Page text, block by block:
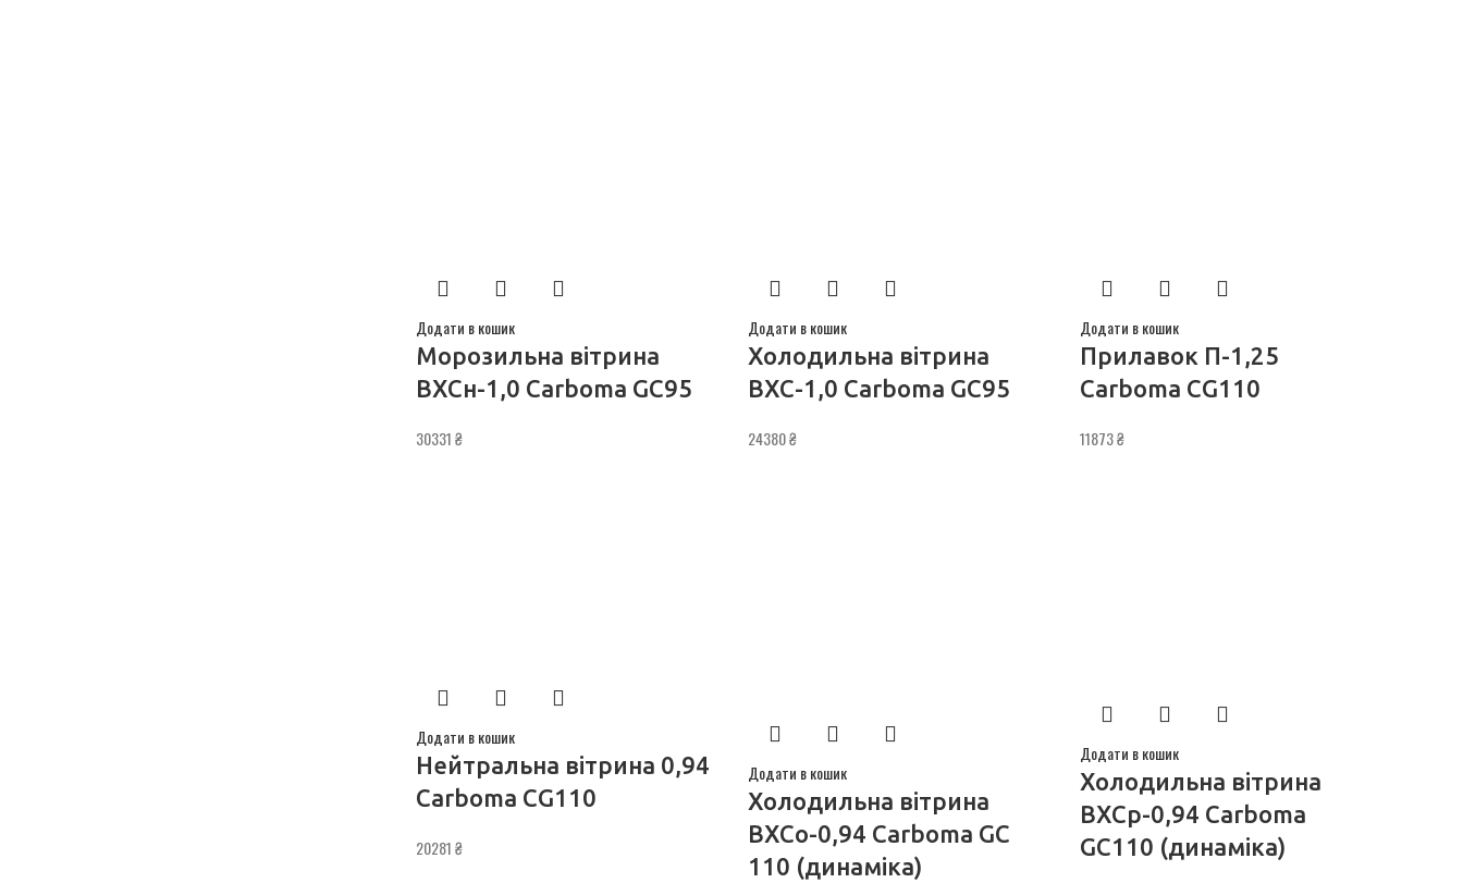
Додати в кошик
Морозильна вітрина
ВХСн-1,0 Сarboma GC95
30331₴
Додати в кошик
Холодильна вітрина
ВХС-1,0 Сarboma GC95
24380₴
Додати в кошик
Прилавок П-1,25
Carboma CG110
11873₴
Додати в кошик
Нейтральна вітрина 0,94
Carboma CG110
20281₴
Додати в кошик
Холодильна вітрина
ВХСо-0,94 Carboma GС
110 (динаміка)
Додати в кошик
Холодильна вітрина
ВХСр-0,94 Carboma
GС110 (динаміка)